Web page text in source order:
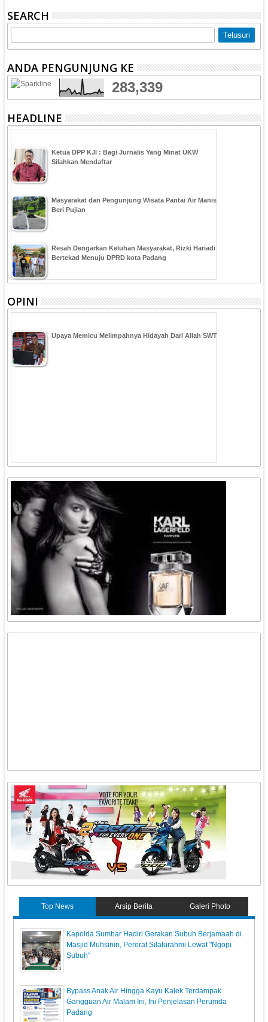
SEARCH
ANDA PENGUNJUNG KE
283,339
HEADLINE
Ketua DPP KJI : Bagi Jurnalis Yang Minat UKW
Silahkan Mendaftar
Masyarakat dan Pengunjung Wisata Pantai Air Manis
Beri Pujian
Resah Dengarkan Keluhan Masyarakat, Rizki Hariadi
Bertekad Menuju DPRD kota Padang
OPINI
Upaya Memicu Melimpahnya Hidayah Dari Allah SWT
Top News Arsip Berita Galeri Photo
Kapolda Sumbar Hadiri Gerakan Subuh Berjamaah di
Masjid Muhsinin, Pererat Silaturahmi Lewat "Ngopi
Subuh"
Bypass Anak Air Hingga Kayu Kalek Terdampak
Gangguan Air Malam Ini, Ini Penjelasan Perumda
Padang